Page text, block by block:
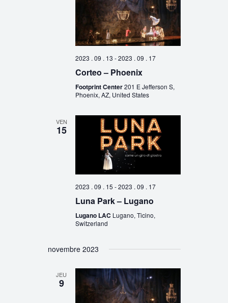
2023 . 09 . 13 -2023 . 09 . 17
Corteo – Phoenix
Footprint Center201 E Jefferson S,
Phoenix, AZ, United States
VEN
15
2023 . 09 . 15 -2023 . 09 . 17
Luna Park – Lugano
Lugano LAC Lugano, Ticino,
Switzerland
novembre 2023
JEU
9